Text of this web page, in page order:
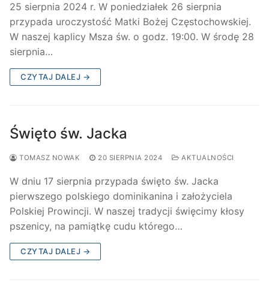
25 sierpnia 2024 r. W poniedziałek 26 sierpnia
przypada uroczystość Matki Bożej Częstochowskiej.
W naszej kaplicy Msza św. o godz. 19:00. W środę 28
sierpnia…
CZYTAJ DALEJ →
Święto św. Jacka
TOMASZ NOWAK 20 SIERPNIA 2024 AKTUALNOŚCI
W dniu 17 sierpnia przypada święto św. Jacka
pierwszego polskiego dominikanina i założyciela
Polskiej Prowincji. W naszej tradycji święcimy kłosy
pszenicy, na pamiątkę cudu którego…
CZYTAJ DALEJ →